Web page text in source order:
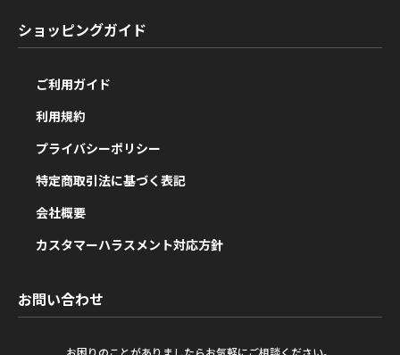
ショッピングガイド
ご利用ガイド
利用規約
プライバシーポリシー
特定商取引法に基づく表記
会社概要
カスタマーハラスメント対応方針
お問い合わせ